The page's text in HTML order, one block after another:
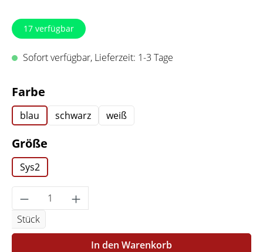
17 verfügbar
Sofort verfügbar, Lieferzeit: 1-3 Tage
Farbe
blau schwarz weiß
Größe
Sys2
Produkt Anzahl: Gib den gewünschten
Stück
In den Warenkorb